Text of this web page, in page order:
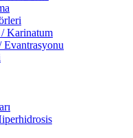
Karinatum